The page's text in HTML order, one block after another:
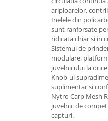
aripioarelor,
Inelele din
sunt ranforsate
ridicata chiar si in
Sistemul de
modulare,
juvelnicului la
Knob-ul
suplimentar si
Nytro Carp Mesh
juvelnic de
capturi.